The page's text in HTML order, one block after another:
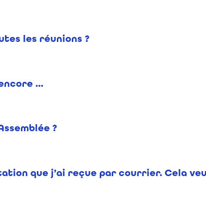
les réunions ?
…
?
que j’ai reçue par courrier. Cela